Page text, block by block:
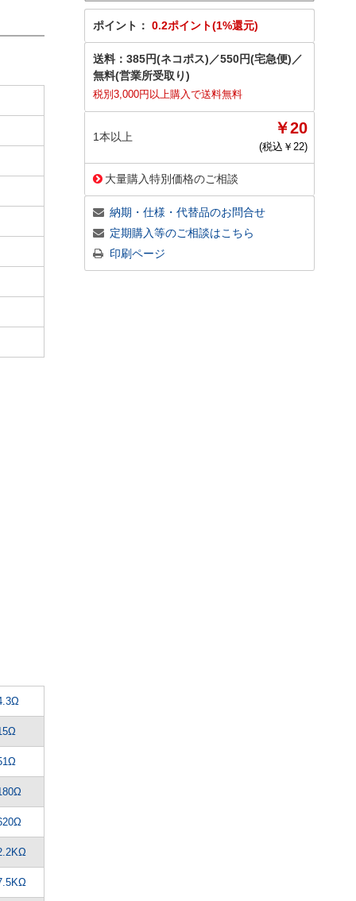
ポイント： 0.2ポイント(1%還元)
送料： 385円(ネコポス) ／550円(宅急便) ／
無料(営業所受取り)
税別3,000円以上購入で送料無料
1本以上 ￥20
(税込￥ 22)
大量購入特別価格のご相談
納期・仕様・代替品のお問合せ
定期購入等のご相談はこちら
印刷ページ